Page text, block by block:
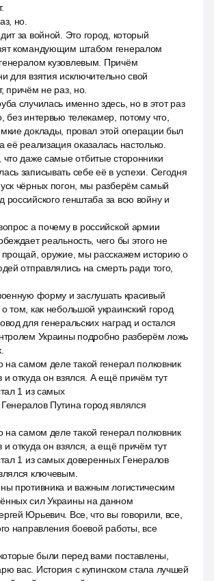
но.
за войной. Это город, который
командующим штабом генералом
кузовлевым. Причём
для взятия исключительно свой
причём не раз, но.
случилась именно здесь, но в этот раз
без интервью телекамер, потому что,
доклады, провал этой операции был
её реализация оказалась настолько.
даже самые отбитые сторонники
записывать себе её в успехи. Сегодня
чёрных погон, мы разберём самый
российского генштаба за всю войну и
а почему в российской армии
реальность, чего бы этого не
прощай, оружие, мы расскажем историю о
отправлялись на смерть ради того,
форму и заслушать красивый
том, как небольшой украинский город
для генеральских наград и остался
Украины подробно разберём ложь
на самом деле такой генерал полковник
и откуда он взялся. А ещё причём тут
1 из самых
Путина город являлся
на самом деле такой генерал полковник
и откуда он взялся, а ещё причём тут
1 из самых доверенных Генералов
ключевым.
противника и важным логистическим
сил Украины на данном
Юрьевич. Все, что вы говорили, все,
направления боевой работы, все
были перед вами поставлены,
вас. История с купинском стала лучшей